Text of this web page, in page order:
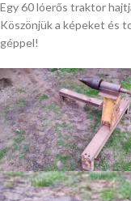
Egy 60 lóerős traktor
Köszönjük a képeket és
géppel!